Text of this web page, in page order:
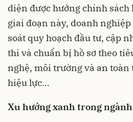
diện được hưởng chính sách
giai đoạn này, doanh
soát quy hoạch đầu tư, cập
thi và chuẩn bị hồ sơ theo
nghệ, môi trường và an
hiệu lực…
Xu hướng xanh trong